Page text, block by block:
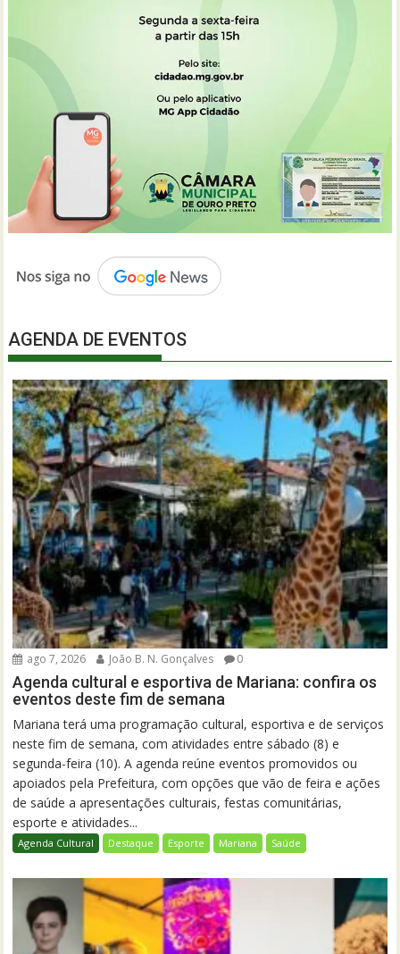
AGENDA DE EVENTOS
ago 7, 2026 João B. N. Gonçalves 0
Agenda cultural e esportiva de Mariana: confira os
eventos deste fim de semana
Mariana terá uma programação cultural, esportiva e de serviços
neste fim de semana, com atividades entre sábado (8) e
segunda-feira (10). A agenda reúne eventos promovidos ou
apoiados pela Prefeitura, com opções que vão de feira e ações
de saúde a apresentações culturais, festas comunitárias,
esporte e atividades...
Agenda Cultural Destaque Esporte Mariana Saúde